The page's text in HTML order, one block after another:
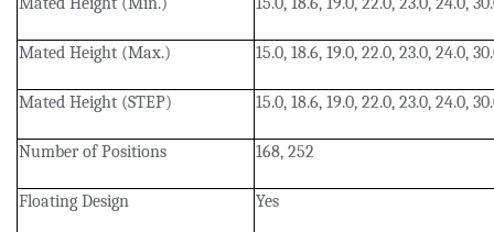
Mated Height (Max.) 15.0, 18.6, 19.0, 22.0, 23.0, 24.0,
Mated Height (STEP) 15.0, 18.6, 19.0, 22.0, 23.0, 24.0,
Number of Positions 168, 252
Floating Design Yes